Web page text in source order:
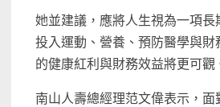
她並建議，應將人生視為一項長
投入運動、營養、預防醫學與財
的健康紅利與財務效益將更可觀
南山人壽總經理范文偉表示，面